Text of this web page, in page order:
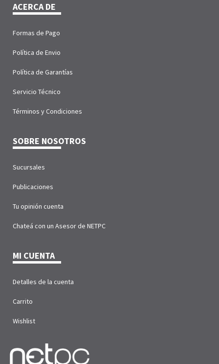
ACERCA DE
Formas de Pago
Política de Envio
Política de Garantías
Servicio Técnico
Términos y Condiciones
SOBRE NOSOTROS
Sucursales
Publicaciones
Tu opinión cuenta
Chateá con un Asesor de NETPC
MI CUENTA
Detalles de la cuenta
Carrito
Wishlist